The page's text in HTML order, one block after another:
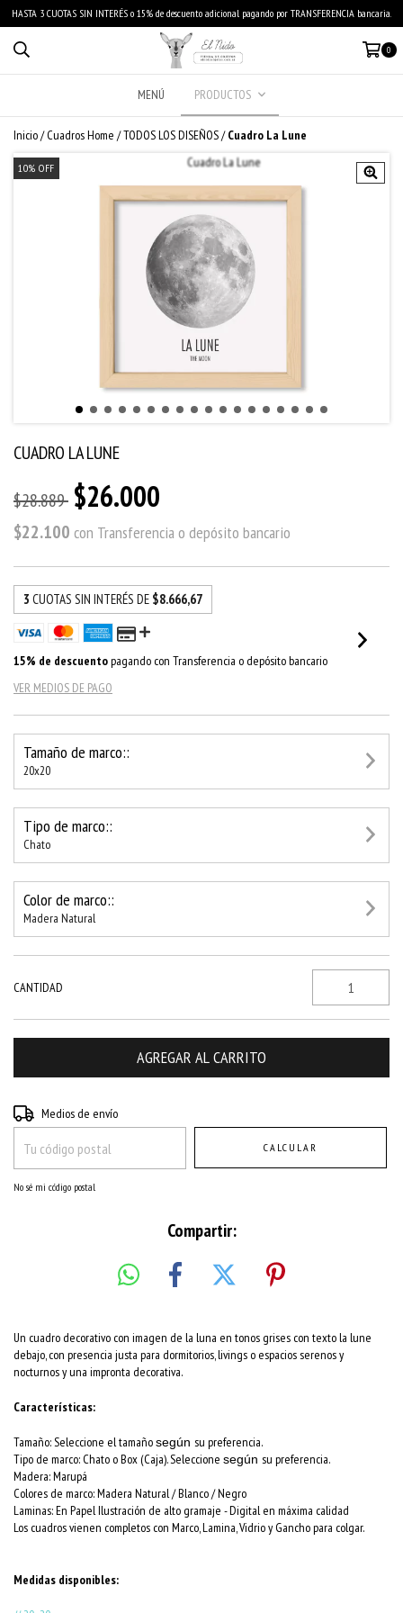
HASTA 3 CUOTAS SIN INTERÉS o 15% de descuento adicional pagando por TRANSFERENCIA bancaria.
0
MENÚ PRODUCTOS
Inicio/ Cuadros Home /TODOS LOS DISEÑOS/ Cuadro La Lune
10% OFF
CUADRO LA LUNE
$28.889 $26.000
$22.100 con Transferencia o depósito bancario
3 CUOTAS SIN INTERÉS DE $8.666,67
15% de descuentopagando con Transferencia o depósito bancario
VER MEDIOS DE PAGO
Tamaño de marco::
20x20
Tipo de marco::
Chato
Color de marco::
Madera Natural
CANTIDAD
Entregas para el CP:
Medios de envío
CALCULAR
No sé mi código postal
Compartir:
Un cuadro decorativo con imagen de la luna en tonos grises con texto la lune
debajo, con presencia justa para dormitorios, livings o espacios serenos y
nocturnos y una impronta decorativa.
Características:
Tamaño: Seleccione el tamañosegún su preferencia.
Tipo de marco: Chato o Box (Caja). Seleccione según su preferencia.
Madera: Marupá
Colores de marco:Madera Natural / Blanco / Negro
Laminas: En Papel Ilustración de alto gramaje - Digital en máxima calidad
Los cuadros vienen completos con Marco, Lamina, Vidrio y Gancho para colgar.
Medidas disponibles: